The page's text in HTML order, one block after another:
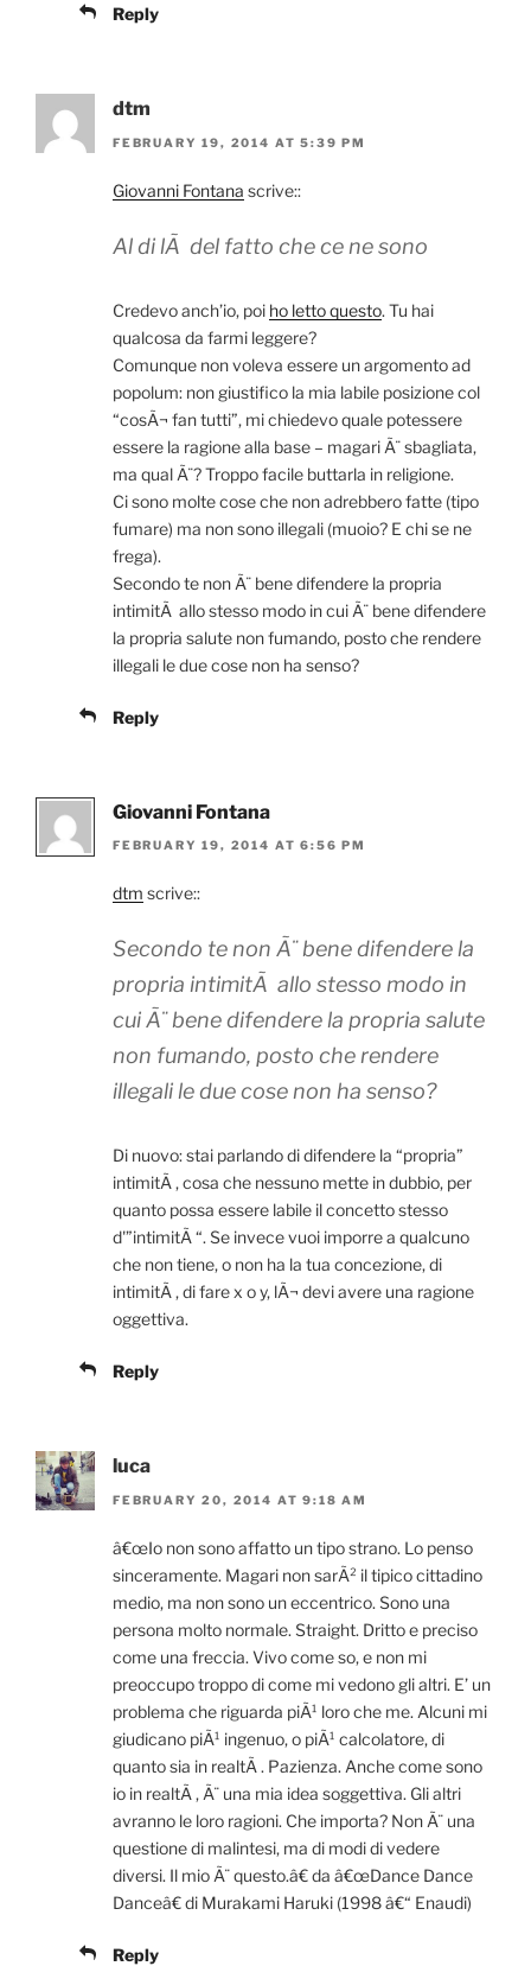
Reply
dtm
FEBRUARY 19, 2014 AT 5:39 PM
Giovanni Fontana scrive::
Al di lÃ del fatto che ce ne sono
Credevo anch’io, poi ho letto questo. Tu hai
qualcosa da farmi leggere?
Comunque non voleva essere un argomento ad
popolum: non giustifico la mia labile posizione col
“cosÃ¬ fan tutti”, mi chiedevo quale potessere
essere la ragione alla base – magari Ã¨ sbagliata,
ma qual Ã¨? Troppo facile buttarla in religione.
Ci sono molte cose che non adrebbero fatte (tipo
fumare) ma non sono illegali (muoio? E chi se ne
frega).
Secondo te non Ã¨ bene difendere la propria
intimitÃ allo stesso modo in cui Ã¨ bene difendere
la propria salute non fumando, posto che rendere
illegali le due cose non ha senso?
Reply
Giovanni Fontana
FEBRUARY 19, 2014 AT 6:56 PM
dtm scrive::
Secondo te non Ã¨ bene difendere la
propria intimitÃ allo stesso modo in
cui Ã¨ bene difendere la propria salute
non fumando, posto che rendere
illegali le due cose non ha senso?
Di nuovo: stai parlando di difendere la “propria”
intimitÃ , cosa che nessuno mette in dubbio, per
quanto possa essere labile il concetto stesso
d'”intimitÃ “. Se invece vuoi imporre a qualcuno
che non tiene, o non ha la tua concezione, di
intimitÃ , di fare x o y, lÃ¬ devi avere una ragione
oggettiva.
Reply
luca
FEBRUARY 20, 2014 AT 9:18 AM
â€œIo non sono affatto un tipo strano. Lo penso
sinceramente. Magari non sarÃ² il tipico cittadino
medio, ma non sono un eccentrico. Sono una
persona molto normale. Straight. Dritto e preciso
come una freccia. Vivo come so, e non mi
preoccupo troppo di come mi vedono gli altri. E’ un
problema che riguarda piÃ¹ loro che me. Alcuni mi
giudicano piÃ¹ ingenuo, o piÃ¹ calcolatore, di
quanto sia in realtÃ . Pazienza. Anche come sono
io in realtÃ , Ã¨ una mia idea soggettiva. Gli altri
avranno le loro ragioni. Che importa? Non Ã¨ una
questione di malintesi, ma di modi di vedere
diversi. Il mio Ã¨ questo.â€ da â€œDance Dance
Danceâ€ di Murakami Haruki (1998 â€“ Enaudi)
Reply